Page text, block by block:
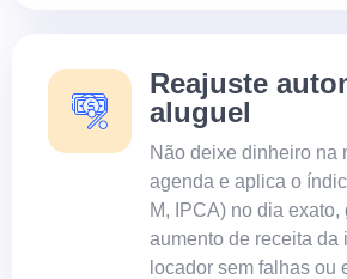
Reajuste
aluguel
Não deixe dinheiro na
agenda e aplica o
M, IPCA) no dia exato,
aumento de receita da
locador sem falhas ou